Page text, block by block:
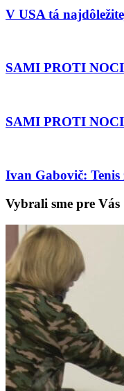
V USA tá
SAMI PROTI
SAMI PROTI
Ivan Gabovič:
Vybrali sme pre Vás